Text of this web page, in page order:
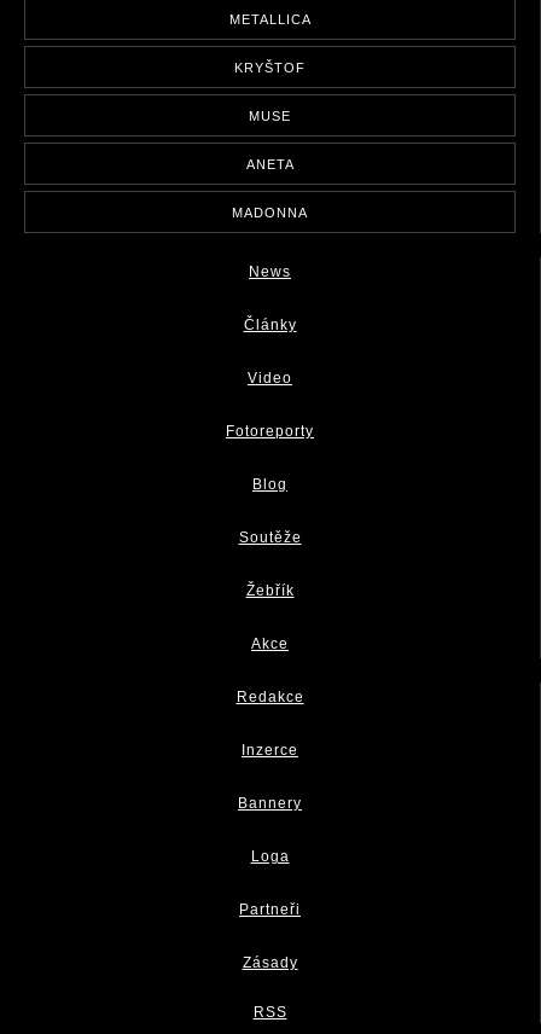
METALLICA
KRYŠTOF
MUSE
ANETA
MADONNA
News
Články
Video
Fotoreporty
Blog
Soutěže
Žebřík
Akce
Redakce
Inzerce
Bannery
Loga
Partneři
Zásady
RSS